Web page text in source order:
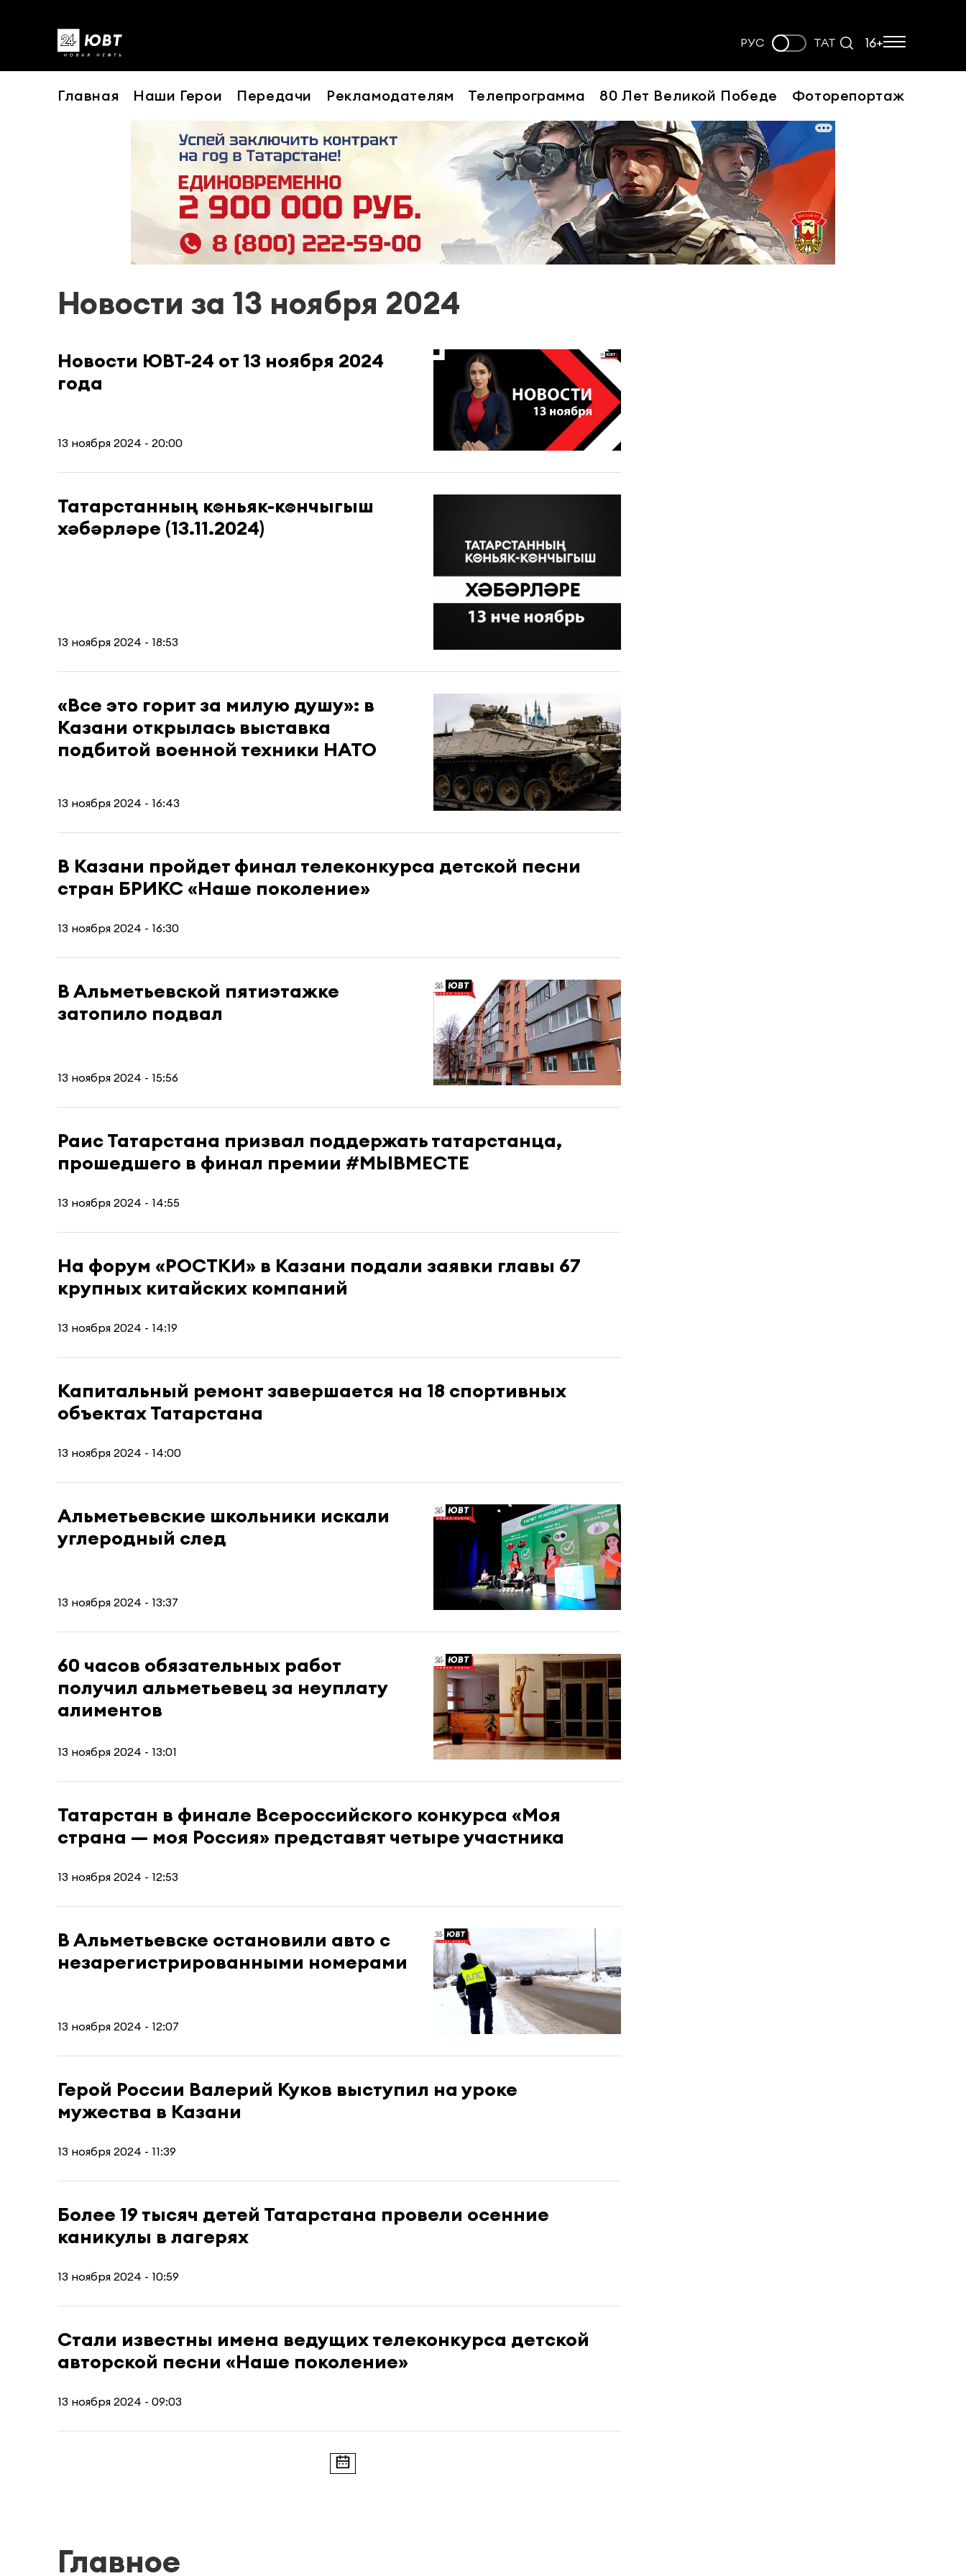
РУС ТАТ 16+
Главная Наши Герои Передачи Рекламодателям Телепрограмма 80 Лет Великой Победе Фоторепортаж
Новости за 13 ноября 2024
Новости ЮВТ-24 от 13 ноября 2024
года
13 ноября 2024 - 20:00
Татарстанның көньяк-көнчыгыш
хәбәрләре (13.11.2024)
13 ноября 2024 - 18:53
«Все это горит за милую душу»: в
Казани открылась выставка
подбитой военной техники НАТО
13 ноября 2024 - 16:43
В Казани пройдет финал телеконкурса детской песни
стран БРИКС «Наше поколение»
13 ноября 2024 - 16:30
В Альметьевской пятиэтажке
затопило подвал
13 ноября 2024 - 15:56
Раис Татарстана призвал поддержать татарстанца,
прошедшего в финал премии #МЫВМЕСТЕ
13 ноября 2024 - 14:55
На форум «РОСТКИ» в Казани подали заявки главы 67
крупных китайских компаний
13 ноября 2024 - 14:19
Капитальный ремонт завершается на 18 спортивных
объектах Татарстана
13 ноября 2024 - 14:00
Альметьевские школьники искали
углеродный след
13 ноября 2024 - 13:37
60 часов обязательных работ
получил альметьевец за неуплату
алиментов
13 ноября 2024 - 13:01
Татарстан в финале Всероссийского конкурса «Моя
страна — моя Россия» представят четыре участника
13 ноября 2024 - 12:53
В Альметьевске остановили авто с
незарегистрированными номерами
13 ноября 2024 - 12:07
Герой России Валерий Куков выступил на уроке
мужества в Казани
13 ноября 2024 - 11:39
Более 19 тысяч детей Татарстана провели осенние
каникулы в лагерях
13 ноября 2024 - 10:59
Стали известны имена ведущих телеконкурса детской
авторской песни «Наше поколение»
13 ноября 2024 - 09:03
Главное